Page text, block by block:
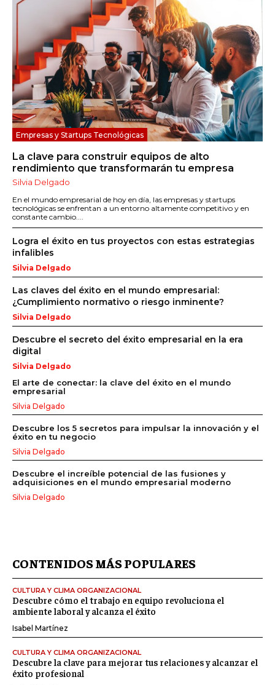
Empresas y Startups Tecnológicas
La clave para construir equipos de alto
rendimiento que transformarán tu empresa
Silvia Delgado
En el mundo empresarial de hoy en día, las empresas y startups
tecnológicas se enfrentan a un entorno altamente competitivo y en
constante cambio....
Logra el éxito en tus proyectos con estas estrategias
infalibles
Silvia Delgado
Las claves del éxito en el mundo empresarial:
¿Cumplimiento normativo o riesgo inminente?
Silvia Delgado
Descubre el secreto del éxito empresarial en la era
digital
Silvia Delgado
El arte de conectar: la clave del éxito en el mundo
empresarial
Silvia Delgado
Descubre los 5 secretos para impulsar la innovación y el
éxito en tu negocio
Silvia Delgado
Descubre el increíble potencial de las fusiones y
adquisiciones en el mundo empresarial moderno
Silvia Delgado
CONTENIDOS MÁS POPULARES
CULTURA Y CLIMA ORGANIZACIONAL
Descubre cómo el trabajo en equipo revoluciona el
ambiente laboral y alcanza el éxito
Isabel Martínez
CULTURA Y CLIMA ORGANIZACIONAL
Descubre la clave para mejorar tus relaciones y alcanzar el
éxito profesional